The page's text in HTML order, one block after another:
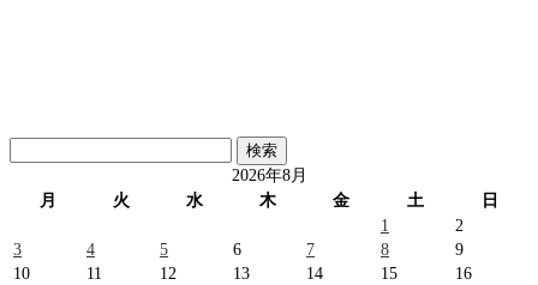
索:
2026年8月
月
火 水 木 金 土
日
1
2
3
4 5 6 7 8
9
10
11 12 13 14 15
16